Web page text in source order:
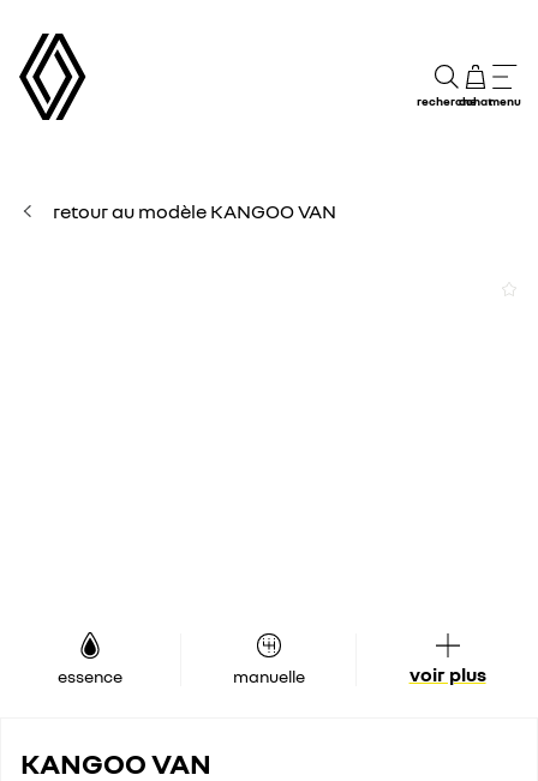
rechercheachatmenu
retour au modèle KANGOO VAN
essence manuelle voir plus
KANGOO VAN